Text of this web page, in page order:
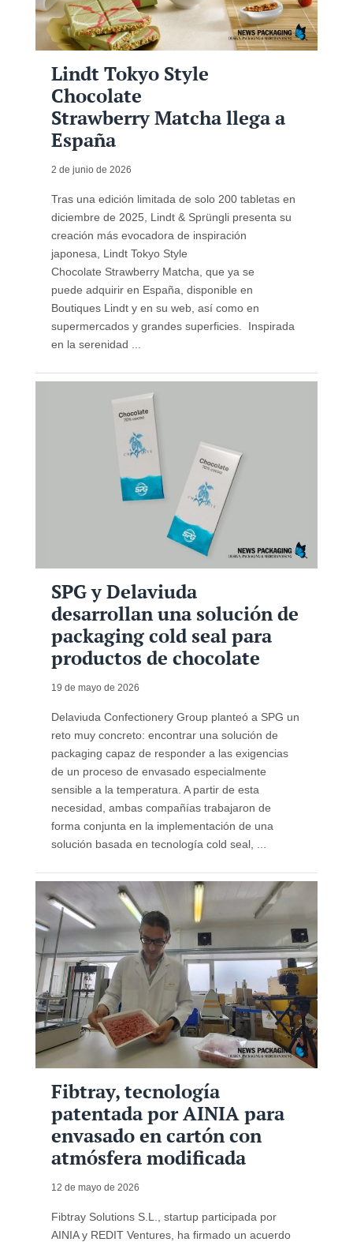
Lindt Tokyo Style
Chocolate
Strawberry Matcha llega a
España
2 de junio de 2026
Tras una edición limitada de solo 200 tabletas en
diciembre de 2025, Lindt & Sprüngli presenta su
creación más evocadora de inspiración
japonesa, Lindt Tokyo Style
Chocolate Strawberry Matcha, que ya se
puede adquirir en España, disponible en
Boutiques Lindt y en su web, así como en
supermercados y grandes superficies. Inspirada
en la serenidad ...
SPG y Delaviuda
desarrollan una solución de
packaging cold seal para
productos de chocolate
19 de mayo de 2026
Delaviuda Confectionery Group planteó a SPG un
reto muy concreto: encontrar una solución de
packaging capaz de responder a las exigencias
de un proceso de envasado especialmente
sensible a la temperatura. A partir de esta
necesidad, ambas compañías trabajaron de
forma conjunta en la implementación de una
solución basada en tecnología cold seal, ...
Fibtray, tecnología
patentada por AINIA para
envasado en cartón con
atmósfera modificada
12 de mayo de 2026
Fibtray Solutions S.L., startup participada por
AINIA y REDIT Ventures, ha firmado un acuerdo